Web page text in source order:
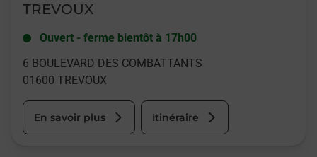
TREVOUX
Ouvert - ferme bientôt à 17h00
6 BOULEVARD DES COMBATTANTS
01600 TREVOUX
En savoir plus Itinéraire